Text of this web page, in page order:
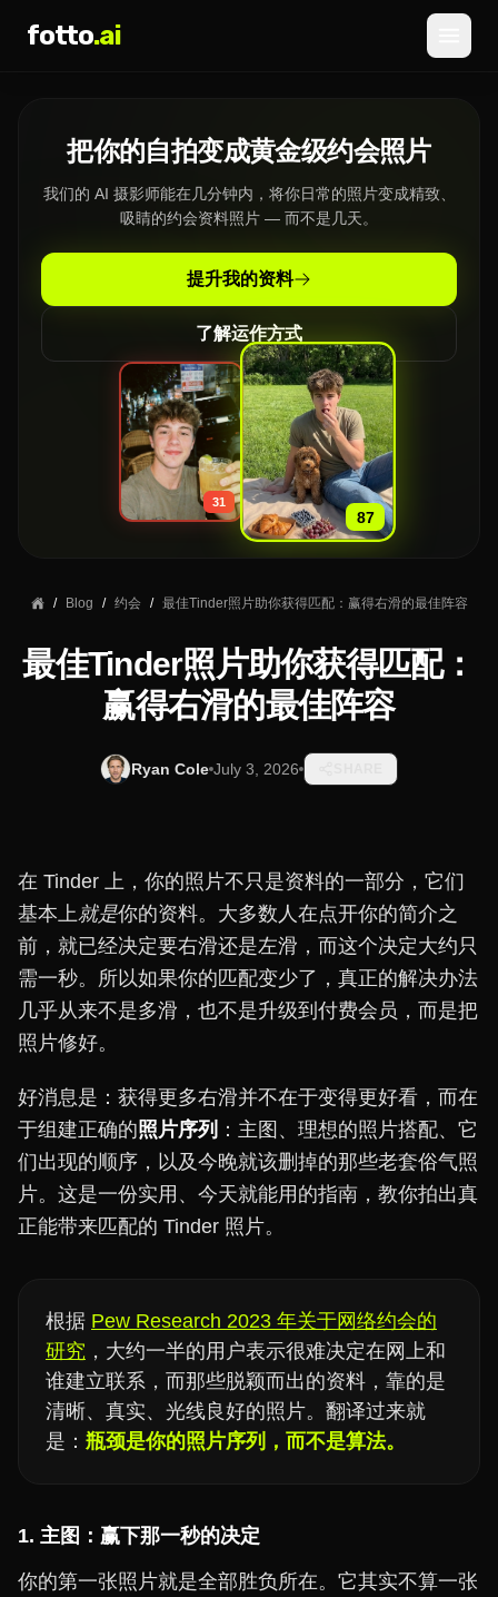
fotto.ai
登录 注册
把你的自拍变成黄金级约会照片
我们的 AI 摄影师能在几分钟内，将你日常的照片变成精致、
吸睛的约会资料照片 — 而不是几天。
提升我的资料
了解运作方式
31
»
87
/ Blog / 约会 / 最佳Tinder照片助你获得匹配：赢得右滑的最佳阵容
最佳Tinder照片助你获得匹配：
赢得右滑的最佳阵容
Ryan Cole July 3, 2026
在 Tinder 上，你的照片不只是资料的一部分，它们
基本上就是你的资料。大多数人在点开你的简介之
前，就已经决定要右滑还是左滑，而这个决定大约只
需一秒。所以如果你的匹配变少了，真正的解决办法
几乎从来不是多滑，也不是升级到付费会员，而是把
照片修好。
好消息是：获得更多右滑并不在于变得更好看，而在
于组建正确的照片序列 ：主图、理想的照片搭配、它
们出现的顺序，以及今晚就该删掉的那些老套俗气照
片。这是一份实用、今天就能用的指南，教你拍出真
正能带来匹配的 Tinder 照片。
根据 Pew Research 2023 年关于网络约会的
研究 ，大约一半的用户表示很难决定在网上和
谁建立联系，而那些脱颖而出的资料，靠的是
清晰、真实、光线良好的照片。翻译过来就
是： 瓶颈是你的照片序列，而不是算法。
1. 主图：赢下那一秒的决定
你的第一张照片就是全部胜负所在。它其实不算一张